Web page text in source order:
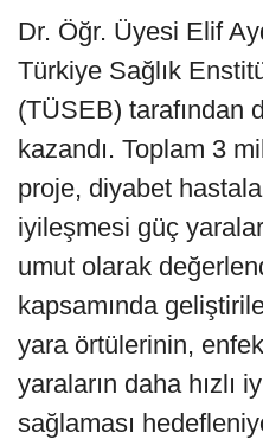
Dr. Öğr. Üyesi Elif
Türkiye Sağlık
(TÜSEB) tarafından
kazandı. Toplam 3
proje, diyabet
iyileşmesi güç
umut olarak
kapsamında
yara örtülerinin,
yaraların daha hızlı
sağlaması